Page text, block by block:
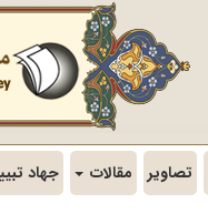
تصاویر مقالات جهاد